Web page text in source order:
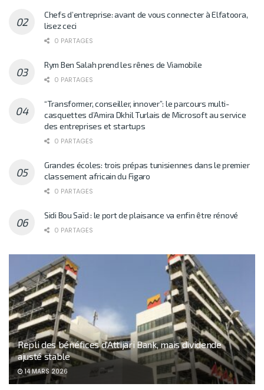
Chefs d’entreprise: avant de vous connecter à Elfatoora,
lisez ceci
0 PARTAGES
Rym Ben Salah prend les rênes de Viamobile
0 PARTAGES
“Transformer, conseiller, innover”: le parcours multi-
casquettes d’Amira Dkhil Turlais de Microsoft au service
des entreprises et startups
0 PARTAGES
Grandes écoles: trois prépas tunisiennes dans le premier
classement africain du Figaro
0 PARTAGES
Sidi Bou Saïd : le port de plaisance va enfin être rénové
0 PARTAGES
Repli des bénéfices d’Attijari Bank, mais dividende
ajusté stable
14 MARS 2026